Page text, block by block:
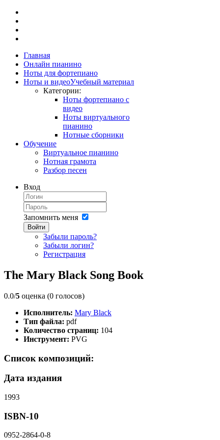
Главная
Онлайн пианино
Ноты для фортепиано
Ноты и видеоУчебный материал
Категории:
Ноты фортепиано с
видео
Ноты виртуального
пианино
Нотные сборники
Обучение
Виртуальное пианино
Нотная грамота
Разбор песен
Вход
Запомнить меня
Войти
Забыли пароль?
Забыли логин?
Регистрация
The Mary Black Song Book
0.0/5 оценка (0 голосов)
Исполнитель: Mary Black
Тип файла: pdf
Количество страниц: 104
Инструмент: PVG
Список композиций:
Дата издания
1993
ISBN-10
0952-2864-0-8